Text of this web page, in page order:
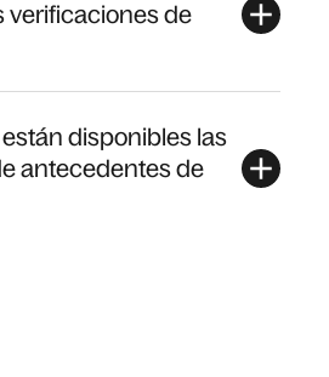
verificaciones de
disponibles las
antecedentes de